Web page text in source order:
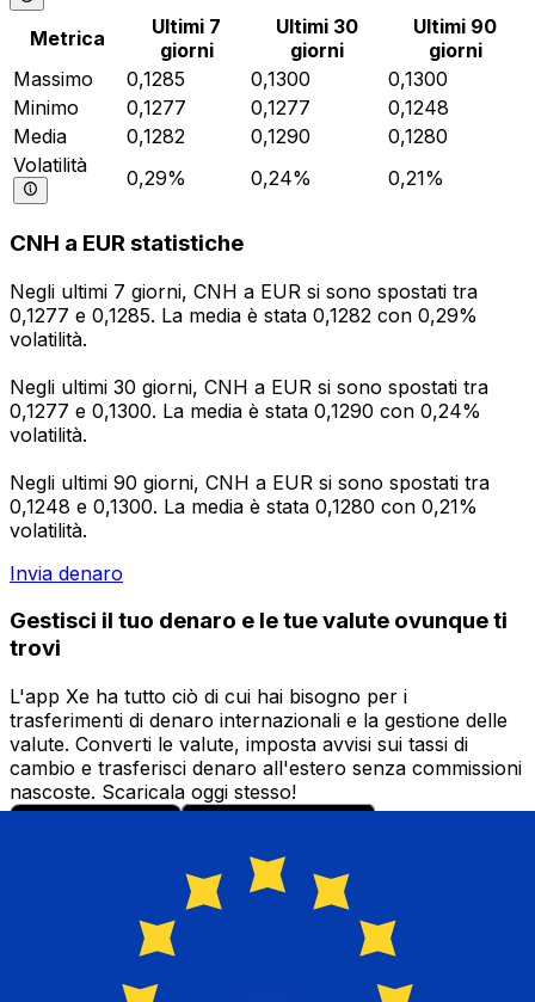
Metrica
Ultimi 7
giorni
Ultimi 30
giorni
Ultimi 90
giorni
Massimo
0,1285 0,1300
0,1300
Minimo
0,1277 0,1277
0,1248
Media
0,1282 0,1290
0,1280
Volatilità
0,29% 0,24% 0,21%
CNH a EUR statistiche
Negli ultimi 7 giorni, CNH a EUR si sono spostati tra
0,1277 e 0,1285. La media è stata 0,1282 con 0,29%
volatilità.
Negli ultimi 30 giorni, CNH a EUR si sono spostati tra
0,1277 e 0,1300. La media è stata 0,1290 con 0,24%
volatilità.
Negli ultimi 90 giorni, CNH a EUR si sono spostati tra
0,1248 e 0,1300. La media è stata 0,1280 con 0,21%
volatilità.
Invia denaro
Gestisci il tuo denaro e le tue valute ovunque ti
trovi
L'app Xe ha tutto ciò di cui hai bisogno per i
trasferimenti di denaro internazionali e la gestione delle
valute. Converti le valute, imposta avvisi sui tassi di
cambio e trasferisci denaro all'estero senza commissioni
nascoste. Scaricala oggi stesso!